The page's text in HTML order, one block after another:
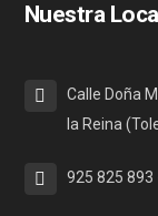
Nuestra
Calle Doña
la Reina
925 825 893